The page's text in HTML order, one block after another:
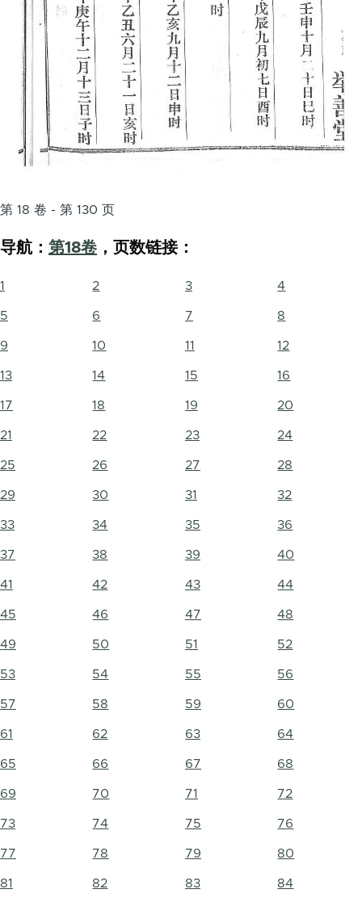
第 18 卷 - 第 130 页
导航： 第18卷 ，页数链接：
1 2 3 4
5 6 7 8
9 10 11 12
13 14 15 16
17 18 19 20
21 22 23 24
25 26 27 28
29 30 31 32
33 34 35 36
37 38 39 40
41 42 43 44
45 46 47 48
49 50 51 52
53 54 55 56
57 58 59 60
61 62 63 64
65 66 67 68
69 70 71 72
73 74 75 76
77 78 79 80
81 82 83 84